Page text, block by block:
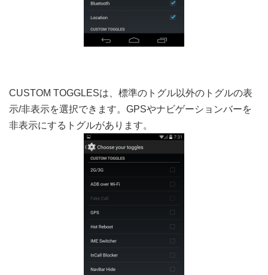
CUSTOM TOGGLESは、標準のトグル以外のトグルの表
示/非表示を選択できます。GPSやナビゲーションバーを
非表示にするトグルがあります。